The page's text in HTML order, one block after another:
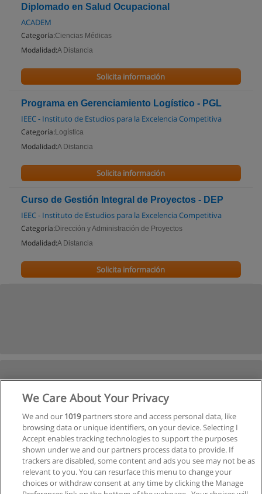
Diplomado en Salud Ocupacional
ACADEM
Categoría:Ciencias Médicas
Modalidad:A Distancia
Solicita información
Programa en Gerenciamiento Logístico - PGL
IEEC - Instituto de Estudios para la Excelencia Competitiva
Categoría: Logística
Modalidad:A Distancia
Solicita información
Curso de Gestión Integral de Proyectos - DEP
IEEC - Instituto de Estudios para la Excelencia Competitiva
Categoría: Dirección y Administración de Proyectos
Modalidad:A Distancia
Solicita información
We Care About Your Privacy
We and our 1019partners store and access personal data, like
browsing data or unique identifiers, on your device. Selecting I
Accept enables tracking technologies to support the purposes
shown under we and our partners process data to provide. If
trackers are disabled, some content and ads you see may not be as
relevant to you. You can resurface this menu to change your
choices or withdraw consent at any time by clicking the Manage